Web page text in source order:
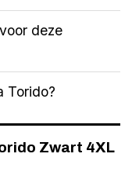
deze
Torido?
Zwart 4XL